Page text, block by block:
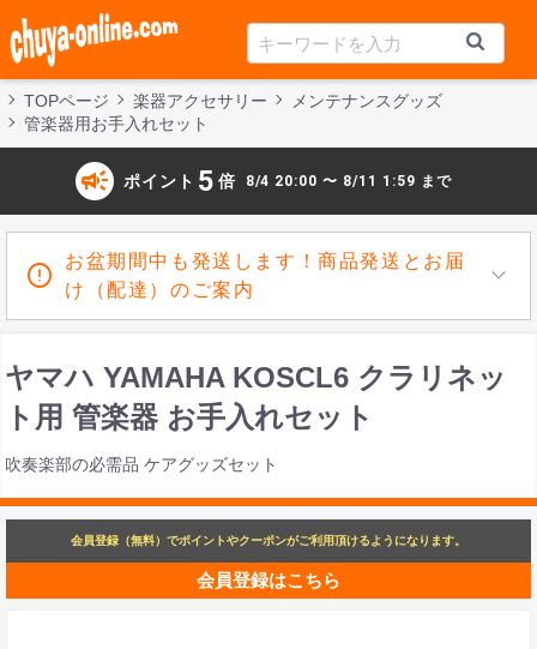
TOPページ 楽器アクセサリー
メンテナンスグッズ
管楽器用お手入れセット
campaign ポイント 5 倍 8/4 20:00 〜 8/11 1:59 まで
お盆期間中も発送します！商品発送とお届
け（配達）のご案内
ヤマハ YAMAHA KOSCL6 クラリネッ
ト用 管楽器 お手入れセット
吹奏楽部の必需品 ケアグッズセット
会員登録（無料）でポイントやクーポンがご利用頂けるようになります。
会員登録はこちら